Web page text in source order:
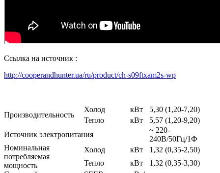
Ссылка на источник :
http://cooperandhunter.ua/ru/product/ch-s09ftxam2s-wp
Производительность
Холод кВт
5,30 (1,20-7,20)
Тепло
кВт
5,57 (1,20-9,20)
Источник электропитания
~ 220-
240В/50Гц/1Ф
Номинальная
потребляемая
мощность
Холод кВт
1,32 (0,35-2,50)
Тепло
кВт
1,32 (0,35-3,30)